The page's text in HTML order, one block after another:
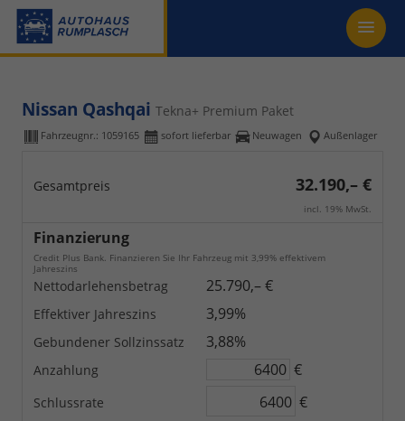
Nissan Qashqai Tekna+ Premium Paket
Fahrzeugnr.: 1059165 sofort lieferbar Neuwagen Außenlager
Gesamtpreis 32.190,– €
incl. 19% MwSt.
Finanzierung
Credit Plus Bank. Finanzieren Sie Ihr Fahrzeug mit 3,99% effektivem
Jahreszins
Nettodarlehensbetrag 25.790,– €
Effektiver Jahreszins 3,99%
Gebundener Sollzinssatz 3,88%
Anzahlung €
Schlussrate €